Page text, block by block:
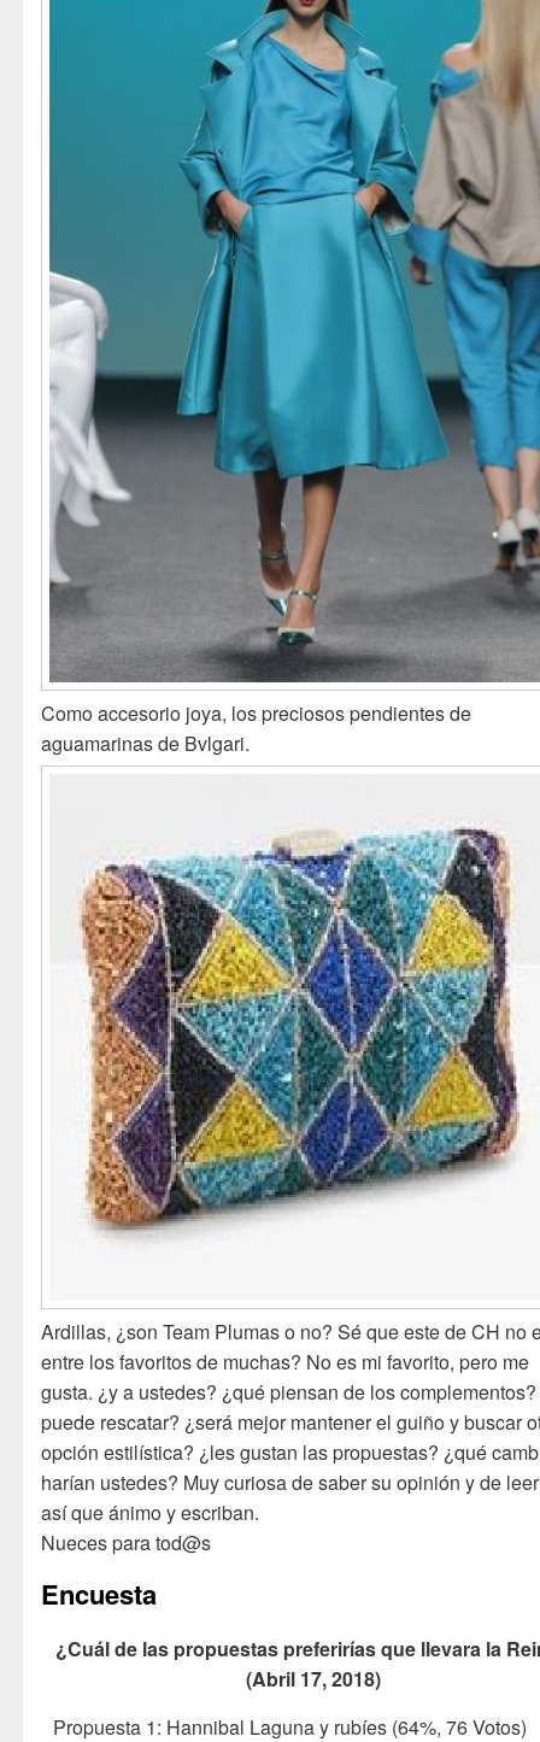
Como accesorio joya, los preciosos pendientes de
aguamarinas de Bvlgari.
Ardillas, ¿son Team Plumas o no? Sé que este de CH no
entre los favoritos de muchas? No es mi favorito, pero me
gusta. ¿y a ustedes? ¿qué piensan de los
puede rescatar? ¿será mejor mantener el guiño y buscar
opción estilística? ¿les gustan las propuestas? ¿qué
harían ustedes? Muy curiosa de saber su opinión y de
así que ánimo y escriban.
Nueces para tod@s
Encuesta
¿Cuál de las propuestas preferirías que llevara la
(Abril 17, 2018)
Propuesta 1: Hannibal Laguna y rubíes (64%, 76 Votos)